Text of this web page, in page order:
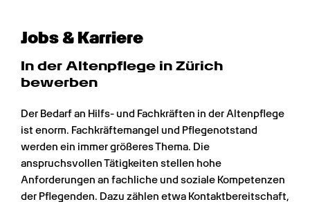
Jobs & Karriere
In der Altenpflege in Zürich
bewerben
Der Bedarf an Hilfs- und Fachkräften in der Altenpflege
ist enorm. Fachkräftemangel und Pflegenotstand
werden ein immer größeres Thema. Die
anspruchsvollen Tätigkeiten stellen hohe
Anforderungen an fachliche und soziale Kompetenzen
der Pflegenden. Dazu zählen etwa Kontaktbereitschaft,